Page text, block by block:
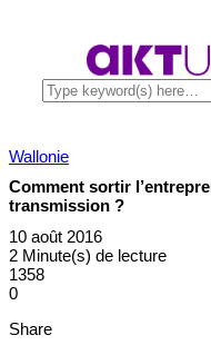
Wallonie
Comment sortir
transmission ?
10 août 2016
2 Minute(s) de lecture
1358
0
Share